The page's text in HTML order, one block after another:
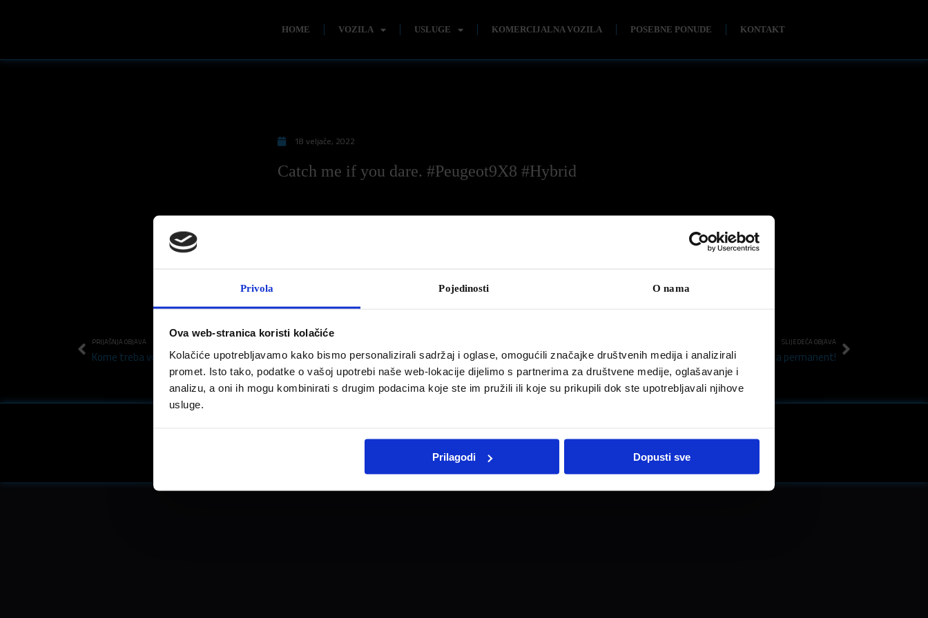
Privola Pojedinosti O nama
Ova web-stranica koristi kolačiće
Kolačiće upotrebljavamo kako bismo personalizirali sadržaj i oglase, omogućili značajke društvenih medija i analizirali
promet. Isto tako, podatke o vašoj upotrebi naše web-lokacije dijelimo s partnerima za društvene medije, oglašavanje i
analizu, a oni ih mogu kombinirati s drugim podacima koje ste im pružili ili koje su prikupili dok ste upotrebljavali njihove
usluge.
Prilagodi Dopusti sve
HOME VOZILA USLUGE KOMERCIJALNA VOZILA POSEBNE PONUDE KONTAKT
18 veljače, 2022
Catch me if you dare. #Peugeot9X8 #Hybrid
PRIJAŠNJA OBJAVA
Kome treba vožnja limuzinom do kluba kad je tu #FullElectric #Peugeot208?
SLIJEDEĆA OBJAVA
Class is a permanent!
Impresum Kontakt i radno vrijeme